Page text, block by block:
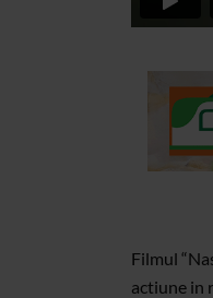
Filmul
actiune in